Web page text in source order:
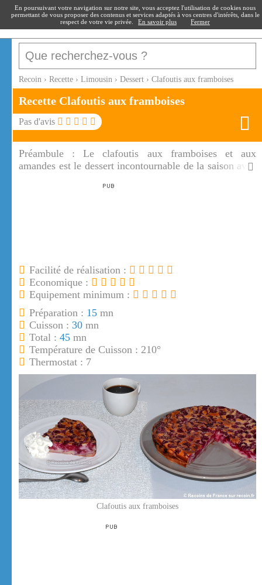
recoin.fr
Recoin › Recette › Limousin › Dessert › Clafoutis aux framboises
Recette Clafoutis aux framboises
Pas d'avis
Préambule :Le clafoutis aux framboises et aux
amandes est le dessert incontournable de la saison avec
réalisable dans de nombreuses régions car les
Facilité de réalisation :
Economique :
Equipement minimum :
Préparation : 15 mn
Cuisson : 30 mn
Total : 45 mn
Température de Cuisson : 210°
Thermostat : 7
Clafoutis aux framboises
En poursuivant votre navigation sur notre site, vous acceptez l'utilisation de cookies nous
permettant de vous proposer des contenus et services adaptés à vos centres d'intérêts, dans le
respect de votre vie privée.
En savoir plus Fermer